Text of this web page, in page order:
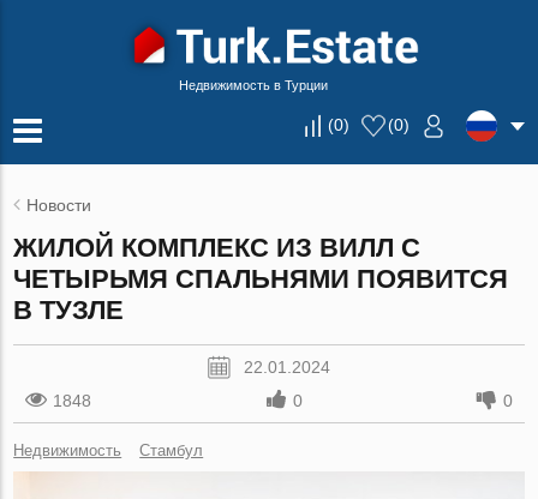
Недвижимость в Турции
(0) (0)
Новости
ЖИЛОЙ КОМПЛЕКС ИЗ ВИЛЛ С
ЧЕТЫРЬМЯ СПАЛЬНЯМИ ПОЯВИТСЯ
В ТУЗЛЕ
22.01.2024
1848
0 0
Недвижимость Стамбул